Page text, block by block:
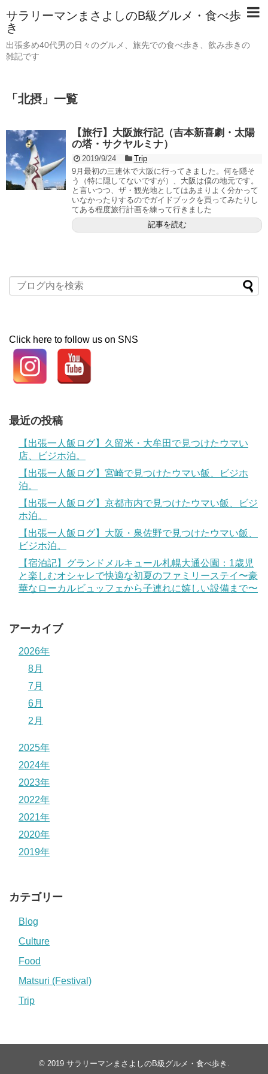
サラリーマンまさよしのB級グルメ・食べ歩
き
出張多め40代男の日々のグルメ、旅先での食べ歩き、飲み歩きの
雑記です
「 北摂 」 一覧
【旅行】大阪旅行記（吉本新喜劇・太陽
の塔・サクヤルミナ）
2019/9/24
Trip
9月最初の三連休で大阪に行ってきました。何を隠そ
う（特に隠してないですが）、大阪は僕の地元です。
と言いつつ、ザ・観光地としてはあまりよく分かって
いなかったりするのでガイドブックを買ってみたりし
てある程度旅行計画を練って行きました
記事を読む
Click here to follow us on SNS
最近の投稿
【出張一人飯ログ】久留米・大牟田で見つけたウマい
店、ビジホ泊。
【出張一人飯ログ】宮崎で見つけたウマい飯、ビジホ
泊。
【出張一人飯ログ】京都市内で見つけたウマい飯、ビジ
ホ泊。
【出張一人飯ログ】大阪・泉佐野で見つけたウマい飯、
ビジホ泊。
【宿泊記】グランドメルキュール札幌大通公園：1歳児
と楽しむオシャレで快適な初夏のファミリーステイ〜豪
華なローカルビュッフェから子連れに嬉しい設備まで〜
アーカイブ
2026年
8月
7月
6月
2月
2025年
2024年
2023年
2022年
2021年
2020年
2019年
カテゴリー
Blog
Culture
Food
Matsuri (Festival)
Trip
© 2019 サラリーマンまさよしのB級グルメ・食べ歩き